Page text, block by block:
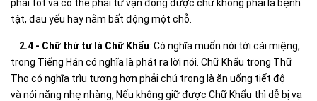
phải tốt và có thể phải tự vận động được chứ không phải là bệnh
tật, đau yếu hay nằm bất động một chỗ.
2.4 - Chữ thứ tư là Chữ Khẩu: Có nghĩa muốn nói tới cái miệng,
trong Tiếng Hán có nghĩa là phát ra lời nói. Chữ Khẩu trong Thữ
Thọ có nghĩa trìu tượng hơn phải chú trọng là ăn uống tiết độ
và nói năng nhẹ nhàng, Nếu không giữ được Chữ Khẩu thì dễ bị vạ